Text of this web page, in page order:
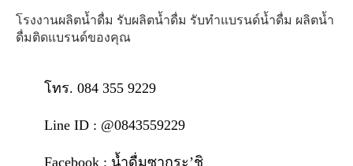
โรงงานผลิตน้ำดื่ม รับผลิตน้ำดื่ม รับทำแบรนด์น้ำดื่ม ผลิตน้ำ
ดื่มติดแบรนด์ของคุณ
โทร. 084 355 9229
Line ID : @0843559229
Facebook : น้ำดื่มซากุระ’ชิ